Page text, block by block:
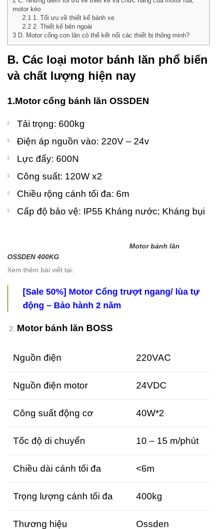
motor kéo
2.11. Tối ưu về thiết kế bánh xe
2.22. Thiết kế bên ngoài
3 D. Motor cổng con lăn có thể kết nối các thiết bị thông minh?
B. Các loại motor bánh lăn phổ biến
và chất lượng hiện nay
1.Motor cổng bánh lăn OSSDEN
Tải trọng: 600kg
Điện áp nguồn vào: 220V – 24v
Lực đẩy: 600N
Công suất: 120W x2
Chiều rộng cánh tối đa: 6m
Cấp độ bảo vệ: IP55 Kháng nước; Kháng bụi
Motor bánh lăn
OSSDEN 400KG
Xem thêm bài viết tại:
[Sale 50%] Motor Cổng trượt ngang/ lùa tự
động – Bảo hành 2 năm
Motor bánh lăn BOSS
Nguồn điện 220VAC
Nguồn điện motor 24VDC
Công suất động cơ 40W*2
Tốc độ di chuyển 10 – 15 m/phút
Chiều dài cánh tối đa <6m
Trọng lượng cánh tối đa 400kg
Thương hiệu Ossden